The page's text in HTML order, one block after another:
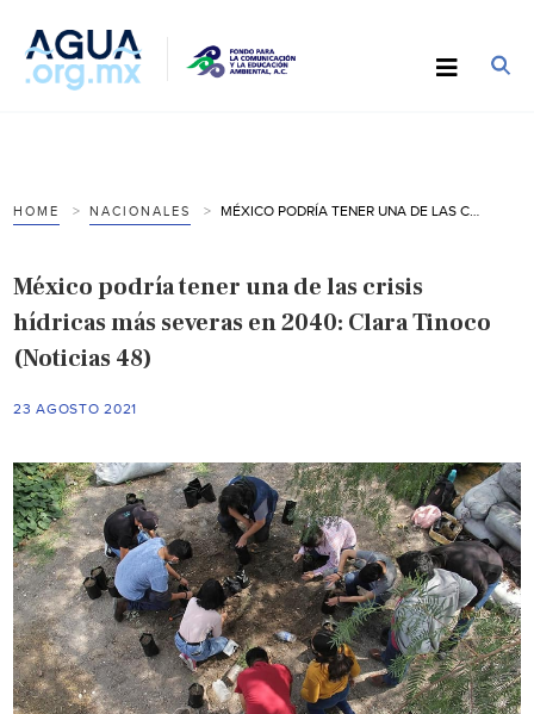
HOME NACIONALES
México podría tener una de las crisis
hídricas más severas en 2040: Clara Tinoco
(Noticias 48)
23 AGOSTO 2021